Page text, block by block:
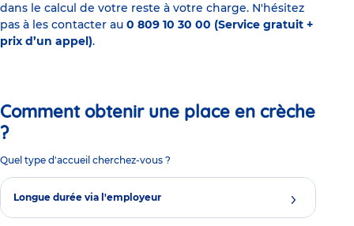
dans le calcul de votre reste à votre charge. N'hésitez
pas à les contacter au 0 809 10 30 00 (Service gratuit +
prix d’un appel).
Comment obtenir une place en crèche
?
Quel type d'accueil cherchez-vous ?
Longue durée via l'employeur